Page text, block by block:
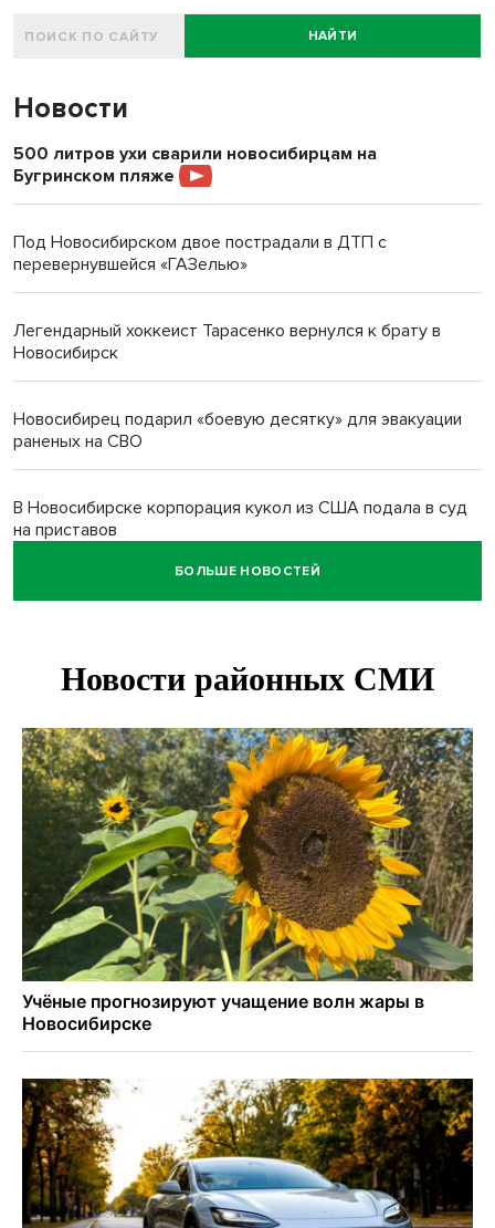
НАЙТИ
Новости
500 литров ухи сварили новосибирцам на
Бугринском пляже
Под Новосибирском двое пострадали в ДТП с
перевернувшейся «ГАЗелью»
Легендарный хоккеист Тарасенко вернулся к брату в
Новосибирск
Новосибирец подарил «боевую десятку» для эвакуации
раненых на СВО
В Новосибирске корпорация кукол из США подала в суд
на приставов
БОЛЬШЕ НОВОСТЕЙ